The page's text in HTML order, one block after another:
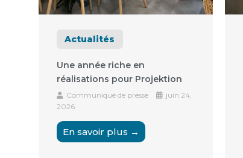
Actualités
Une année riche en
réalisations pour Projektion
Communiqué de presse
juin 24,
2026
En savoir plus →